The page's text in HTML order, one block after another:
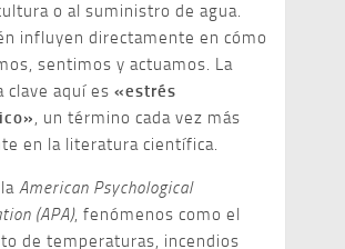
o al suministro de agua.
influyen directamente en cómo
sentimos y actuamos. La
clave aquí es «estrés
, un término cada vez más
en la literatura científica.
American Psychological
(APA), fenómenos como el
de temperaturas, incendios